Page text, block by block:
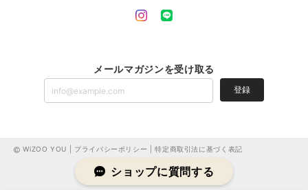
メールマガジンを受け取る
登録
WiZOO YOU | プライバシーポリシー |特定商取引法に基づく表記
ショップに質問する